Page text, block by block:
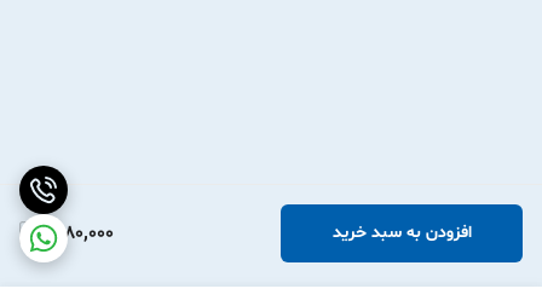
1,980,000 افزودن به سبد خرید